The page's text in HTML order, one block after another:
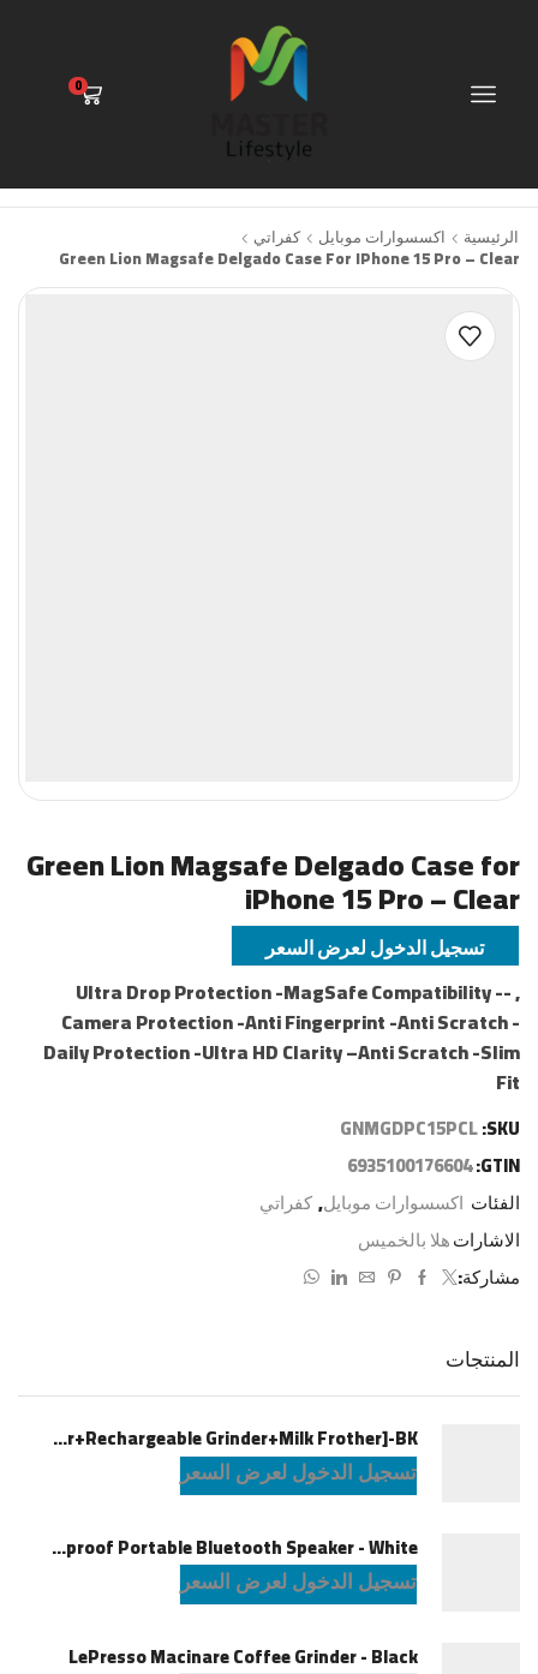
0
الرئيسية اكسسوارات موبايل كفراتي
Green Lion Magsafe Delgado Case For IPhone 15 Pro – Clear
Green Lion Magsafe Delgado Case for
iPhone 15 Pro – Clear
تسجيل الدخول لعرض السعر
, -Ultra Drop Protection -MagSafe Compatibility -
Camera Protection -Anti Fingerprint -Anti Scratch -
Daily Protection -Ultra HD Clarity –Anti Scratch -Slim
Fit
SKU:
GNMGDPC15PCL
GTIN:
6935100176604
الفئات اكسسوارات موبايل,كفراتي
الاشاراتهلا بالخميس
مشاركة:
المنتجات
LePresso Brewology Coffee Kit [Espresso Maker+Rechargeable Grinder+Milk Frother]-BK
تسجيل الدخول لعرض السعر
JBL Charge6 Splashproof Portable Bluetooth Speaker - White
تسجيل الدخول لعرض السعر
LePresso Macinare Coffee Grinder - Black